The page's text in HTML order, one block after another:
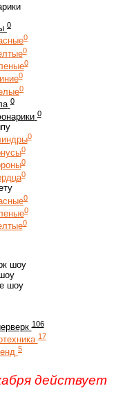
0
0
0
0
0
0
0
0
0
0
0
0
0
0
0
шоу
шоу
106
17
5
действует